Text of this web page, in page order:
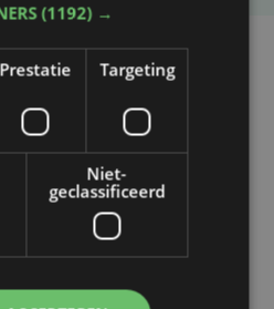
wo 5 augustus | 17:13
Vijf West-Vlaamse
gymnasten mogen zich
opmaken voor EK
(1192) →
Prestatie Targeting
Niet-
geclassificeerd